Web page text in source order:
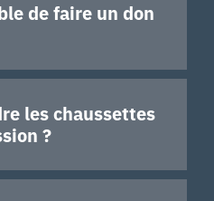
de faire un don
les chaussettes
?